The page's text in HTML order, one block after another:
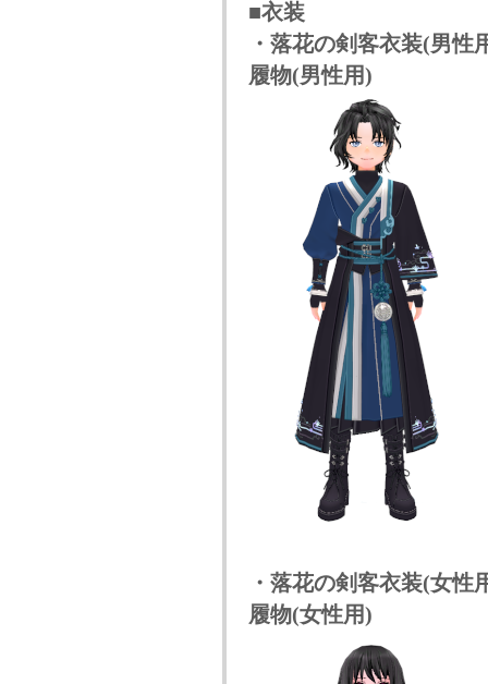
■衣装
・落花の剣客衣装(男
履物(男性用)
・落花の剣客衣装(女
履物(女性用)